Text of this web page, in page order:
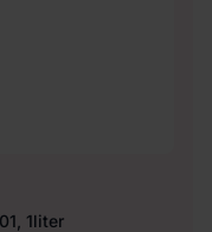
1liter